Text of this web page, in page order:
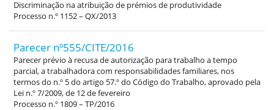
Discriminação na atribuição de prémios de produtividade
Processo n.º 1152 – QX/2013
Parecer nº555/CITE/2016
Parecer prévio à recusa de autorização para trabalho a tempo
parcial, a trabalhadora com responsabilidades familiares, nos
termos do n.º 5 do artigo 57.º do Código do Trabalho, aprovado pela
Lei n.º 7/2009, de 12 de fevereiro
Processo n.º 1809 – TP/2016